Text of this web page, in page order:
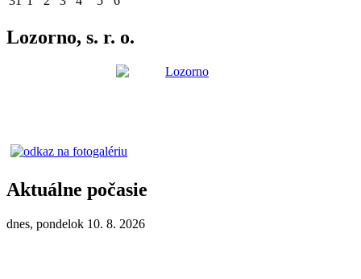
Lozorno, s. r. o.
Aktuálne počasie
dnes, pondelok 10. 8. 2026